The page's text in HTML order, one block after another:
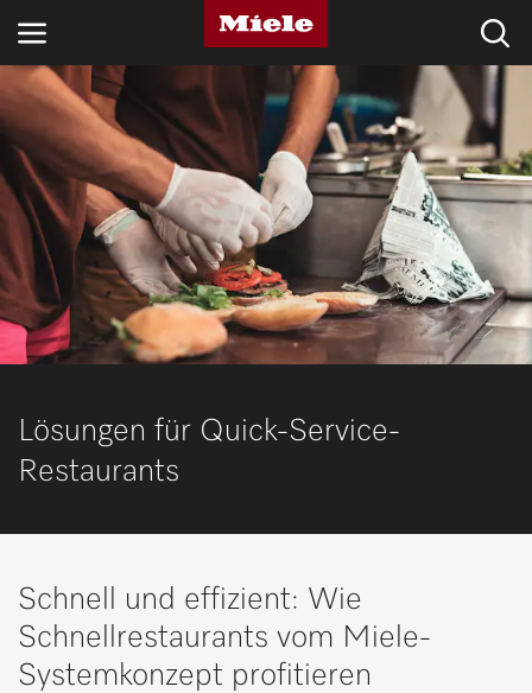
BRANCHEN
KNOWLEDGE HUB
PRODUKTE
SHOP
SERVICE & SUPPORT
IT DE
Lösungen für Quick-Service-
Restaurants
Schnell und effizient: Wie
Schnellrestaurants vom Miele-
Systemkonzept profitieren